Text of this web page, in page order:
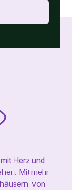
Herz und
Mit mehr
von